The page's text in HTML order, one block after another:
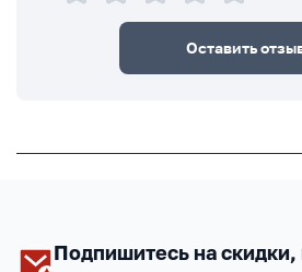
Оставить
Подпишитесь на скидки,